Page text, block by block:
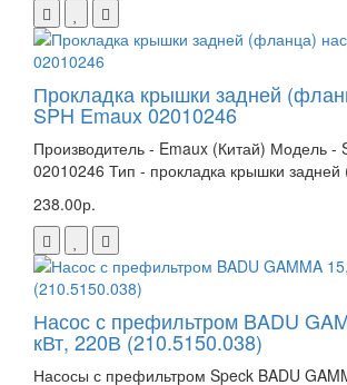
Прокладка крышки задней
SPH Emaux 02010246
Производитель - Emaux (Китай) Модель -
02010246 Тип - прокладка крышки
238.00р.
Насос с префильтром BADU
кВт, 220В (210.5150.038)
Насосы с префильтром Speck BADU